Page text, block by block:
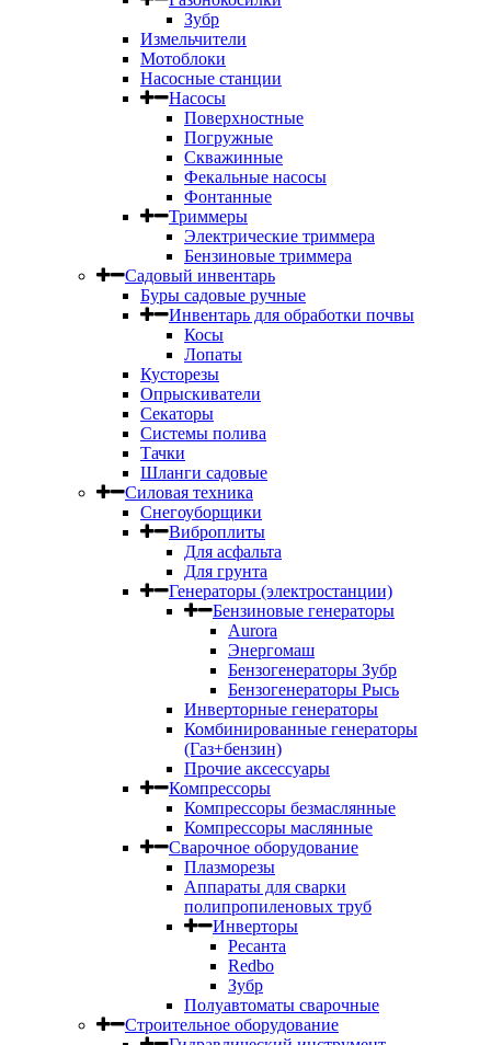
Зубр
Измельчители
Мотоблоки
Насосные станции
Насосы
Поверхностные
Погружные
Скважинные
Фекальные насосы
Фонтанные
Триммеры
Электрические триммера
Бензиновые триммера
Садовый инвентарь
Буры садовые ручные
Инвентарь для обработки почвы
Косы
Лопаты
Кусторезы
Опрыскиватели
Секаторы
Системы полива
Тачки
Шланги садовые
Силовая техника
Снегоуборщики
Виброплиты
Для асфальта
Для грунта
Генераторы (электростанции)
Бензиновые генераторы
Aurora
Энергомаш
Бензогенераторы Зубр
Бензогенераторы Рысь
Инверторные генераторы
Комбинированные генераторы
(Газ+бензин)
Прочие аксессуары
Компрессоры
Компрессоры безмаслянные
Компрессоры маслянные
Сварочное оборудование
Плазморезы
Аппараты для сварки
полипропиленовых труб
Инверторы
Ресанта
Redbo
Зубр
Полуавтоматы сварочные
Строительное оборудование